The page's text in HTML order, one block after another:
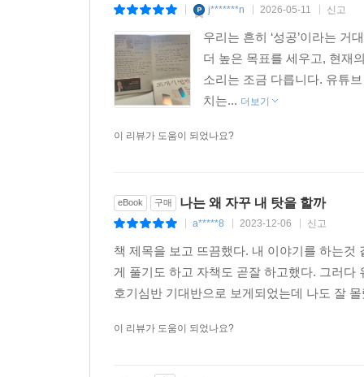
j*******n 2026-05-11 신고
우리는 흔히 ‘성공’이라는
더 높은 목표를 세우고, 현재
소리는 조금 다릅니다. 유튜
치는... 더보기
이 리뷰가 도움이 되었나요?
eBook 구매 나는 왜 자꾸 내 탓을 할까
a*****8 2023-12-06 신고
책 제목을 보고 뜨끔했다. 내 이야기를 하는
게 풀기도 하고 자책도 곧잘 하고했다. 그러
호기심반 기대반으로 보게되었는데 나도 잘
이 리뷰가 도움이 되었나요?